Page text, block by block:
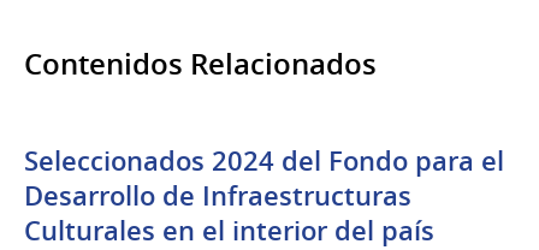
Contenidos Relacionados
Seleccionados 2024 del Fondo para el
Desarrollo de Infraestructuras
Culturales en el interior del país